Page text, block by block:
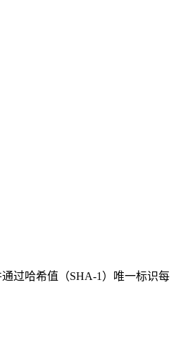
过哈希值（SHA-1）唯一标识每